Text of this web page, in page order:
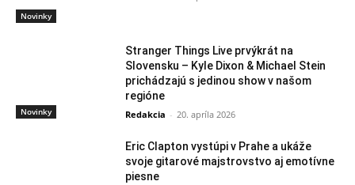
Novinky
Novinky
Stranger Things Live prvýkrát na
Slovensku – Kyle Dixon & Michael Stein
prichádzajú s jedinou show v našom
regióne
Redakcia - 20. apríla 2026
Eric Clapton vystúpi v Prahe a ukáže
svoje gitarové majstrovstvo aj emotívne
piesne